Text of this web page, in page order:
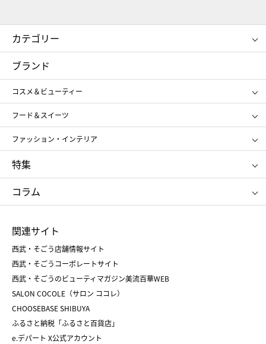
カテゴリー
コスメ＆ビューティー
ギフト
レディース
メンズ
スポーツ・アウトドア
お中元
お歳暮
ブランド
コスメ＆ビューティー
SHISEIDO
ポール&ジョー ボーテ
ジルスチュアート
NARS
RMK
クリニーク
SK-Ⅱ
フード＆スイーツ
アンリ・シャルパンティエ
ゴディバ
新宿高野
たねや
ねんりん家
ファッション・インテリア
ポロ ラルフ ローレン
タケオ キクチ
ママ＆キッズ
シュタイフ
特集
お中元
ひな人形
五月人形
父の日
クリスマスケーキ
ホワイトデー
コラム
菓子折り
和菓子
人気のギフト
バレンタイン
ホワイトデー
おせち
フード
関連サイト
西武・そごう店舗情報サイト
西武・そごうコーポレートサイト
西武・そごうのビューティマガジン美流百華WEB
SALON COCOLE（サロン ココレ）
CHOOSEBASE SHIBUYA
ふるさと納税「ふるさと百貨店」
e.デパート X公式アカウント